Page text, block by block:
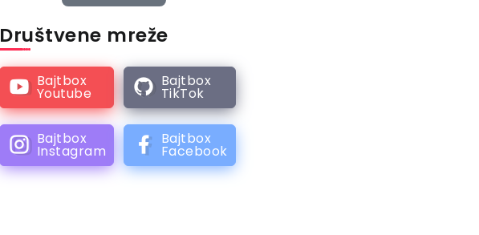
Društvene mreže
Bajtbox
Youtube
Bajtbox
TikTok
Bajtbox
Instagram
Bajtbox
Facebook